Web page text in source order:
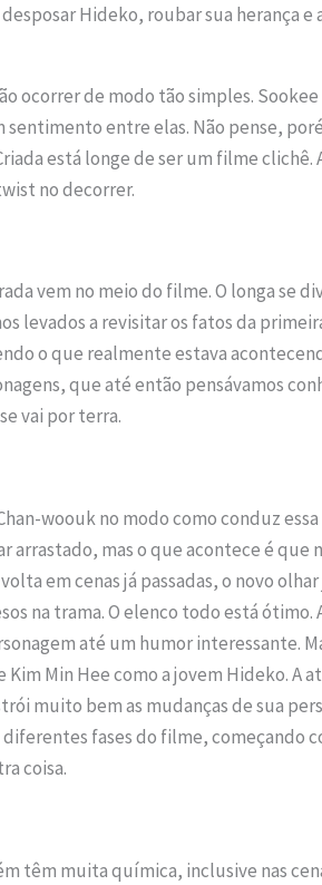
Hideko, roubar sua herança e
ocorrer de modo tão simples.
sentimento entre elas. Não pense,
está longe de ser um filme clichê.
no decorrer.
vem no meio do filme. O longa se
levados a revisitar os fatos da
o que realmente estava
que até então pensávamos
vai por terra.
woouk no modo como conduz
arrastado, mas o que acontece é que
em cenas já passadas, o novo
na trama. O elenco todo está ótimo.
até um humor interessante.
Min Hee como a jovem Hideko. A
muito bem as mudanças de sua
diferentes fases do filme, começando
coisa.
têm muita química, inclusive nas